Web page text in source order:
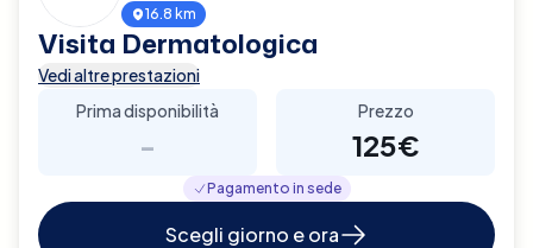
16.8 km
Visita Dermatologica
Vedi altre prestazioni
Prima disponibilità
-
Prezzo
125€
Pagamento in sede
Scegli giorno e ora